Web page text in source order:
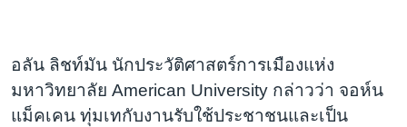
อลัน ลิชท์มัน นักประวัติศาสตร์การเมืองแห่ง
มหาวิทยาลัย American University กล่าวว่า จอห์น
แม็คเคน ทุ่มเทกับงานรับใช้ประชาชนและเป็น